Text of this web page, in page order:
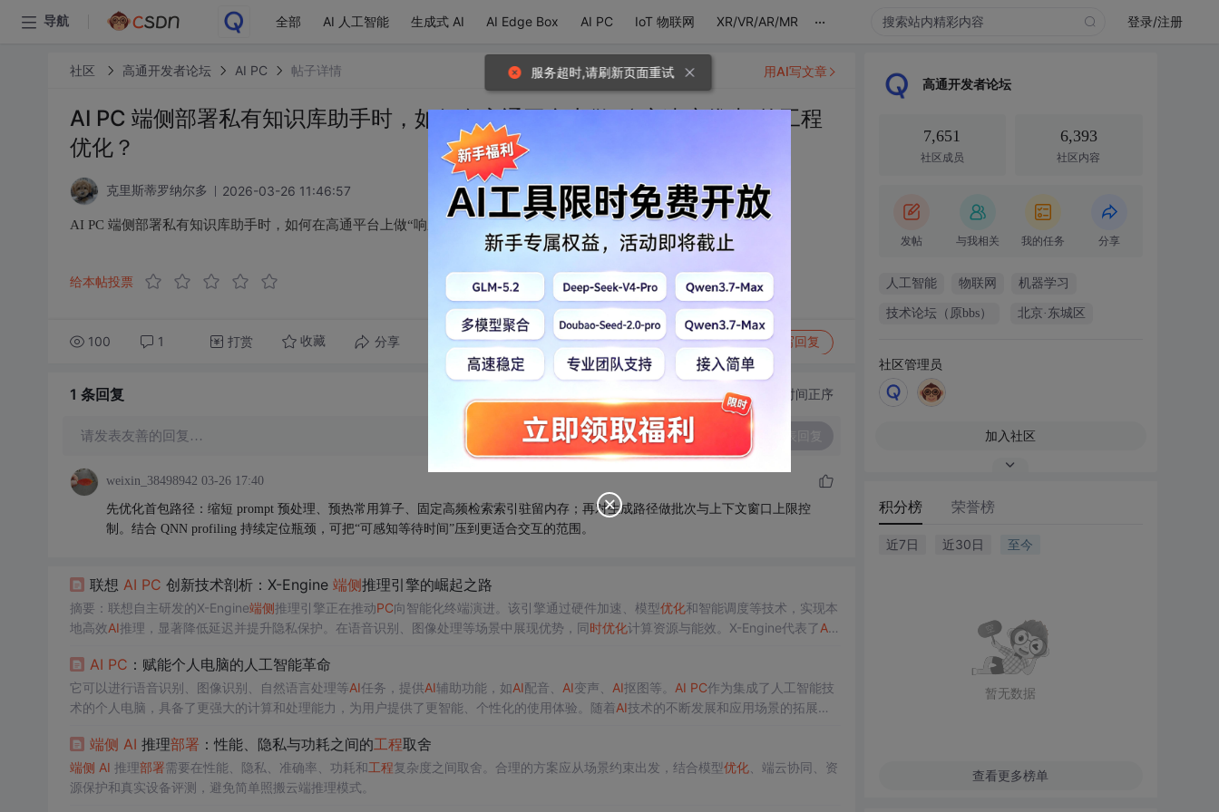
导航 全部 AI 人工智能 生成式 AI AI Edge Box AI PC IoT 物联网 XR/VR/AR/MR ... 登录/注册
社区 高通开发者论坛 AI PC 帖子详情
AI PC 端侧部署私有知识库助手时，如何在高通平台上做“响应速度优先”的工程
优化？
克里斯蒂罗纳尔多 2026-03-26 11:46:57
AI PC 端侧部署私有知识库助手时，如何在高通平台上做“响应速度优先”的工程优化？
给本帖投票
100 1 打赏 收藏 分享 转发到动态 举报 写回复
用AI写文章
1 条回复 切换为时间正序
请发表友善的回复…
weixin_38498942 03-26 17:40
先优化首包路径：缩短 prompt 预处理、预热常用算子、固定高频检索索引驻留内存；再对生成路径做批次与上下文窗口上限控
制。结合 QNN profiling 持续定位瓶颈，可把“可感知等待时间”压到更适合交互的范围。
联想 AI PC 创新技术剖析：X-Engine 端侧推理引擎的崛起之路
摘要：联想自主研发的X-Engine端侧推理引擎正在推动PC向智能化终端演进。该引擎通过硬件加速、模型优化和智能调度等技术，实现本
地高效AI推理，显著降低延迟并提升隐私保护。在语音识别、图像处理等场景中展现优势，同时优化计算资源与能效。X-Engine代表了AI
AI PC ：赋能个人电脑的人工智能革命
它可以进行语音识别、图像识别、自然语言处理等AI任务，提供AI辅助功能，如AI配音、 AI变声、 AI抠图等。 AI PC作为集成了人工智能技
术的个人电脑，具备了更强大的计算和处理能力，为用户提供了更智能、个性化的使用体验。随着AI技术的不断发展和应用场景的拓展，
具备AI算力和AI功能。AI PC的出现为用户带来了更便捷、智能的使用体验，推动了
端侧 AI 推理部署 ：性能、隐私与功耗之间的工程取舍
端侧 AI 推理部署需要在性能、隐私、准确率、功耗和工程复杂度之间取舍。合理的方案应从场景约束出发，结合模型优化、端云协同、资
源保护和真实设备评测，避免简单照搬云端推理模式。
高通开发者论坛
7,651
社区成员
6,393
社区内容
发帖 与我相关 我的任务 分享
人工智能 物联网 机器学习
技术论坛（原bbs） 北京·东城区
社区管理员
加入社区
积分榜 荣誉榜
近7日 近30日 至今
暂无数据
查看更多榜单
服务超时,请刷新页面重试